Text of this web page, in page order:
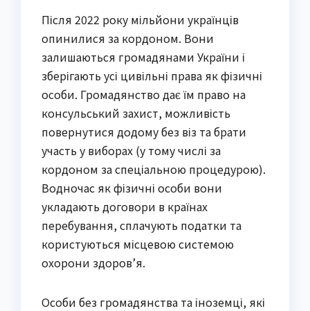
Після 2022 року мільйони українців
опинилися за кордоном. Вони
залишаються громадянами України і
зберігають усі цивільні права як фізичні
особи. Громадянство дає їм право на
консульський захист, можливість
повернутися додому без віз та брати
участь у виборах (у тому числі за
кордоном за спеціальною процедурою).
Водночас як фізичні особи вони
укладають договори в країнах
перебування, сплачують податки та
користуються місцевою системою
охорони здоров’я.
Особи без громадянства та іноземці, які